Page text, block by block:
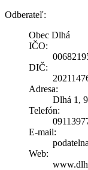
Odberateľ:
Obec Dlhá
IČO:
DIČ:
Adresa:
Dlhá 1,
Telefón:
E-mail:
Web: